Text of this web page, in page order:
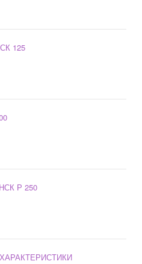
125
Р 250
ХАРАКТЕРИСТИКИ